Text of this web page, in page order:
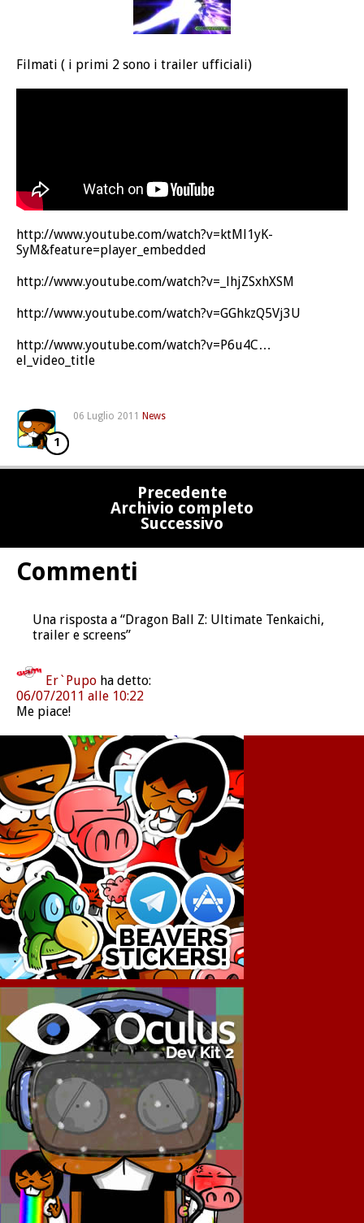
Filmati ( i primi 2 sono i trailer ufficiali)
http://www.youtube.com/watch?v=ktMl1yK-
SyM&feature=player_embedded
http://www.youtube.com/watch?v=_lhjZSxhXSM
http://www.youtube.com/watch?v=GGhkzQ5Vj3U
http://www.youtube.com/watch?v=P6u4C…
el_video_title
06 Luglio 2011 News
1
Precedente
Archivio completo
Successivo
Commenti
Una risposta a “Dragon Ball Z: Ultimate Tenkaichi,
trailer e screens”
Er`Pupo ha detto:
06/07/2011 alle 10:22
Me piace!